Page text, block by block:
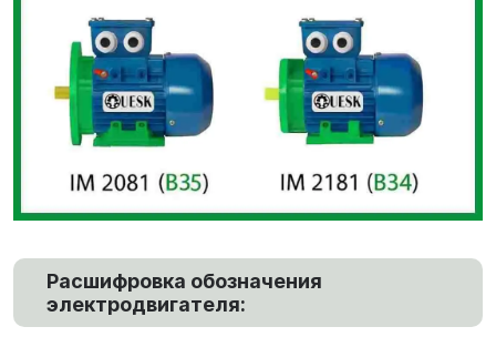
Расшифровка обозначения
электродвигателя: